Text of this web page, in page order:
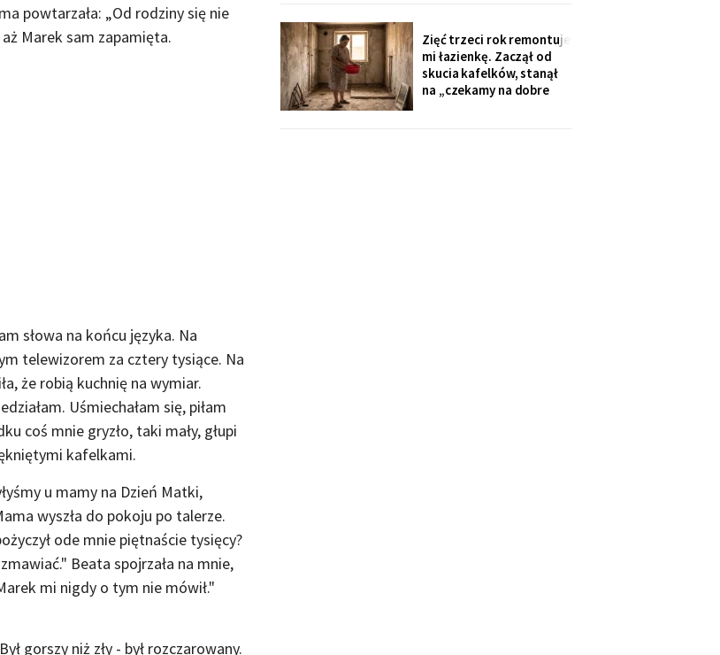
powtarzała: „Od rodziny się nie
Marek sam zapamięta.
słowa na końcu języka. Na
telewizorem za cztery tysiące. Na
że robią kuchnię na wymiar.
Uśmiechałam się, piłam
coś mnie gryzło, taki mały, głupi
kafelkami.
u mamy na Dzień Matki,
wyszła do pokoju po talerze.
ode mnie piętnaście tysięcy?
Beata spojrzała na mnie,
mi nigdy o tym nie mówił."
gorszy niż zły - był rozczarowany.
przy cioci Loli, daleko od
mikrofonu, bo lubi
gadać".
Zięć trzeci rok remontuje
mi łazienkę. Zaczął od
skucia kafelków, stanął
na „czekamy na dobre